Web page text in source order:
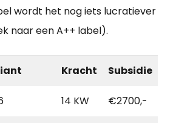
wordt het nog iets lucratiever
naar een A++ label).
Kracht Subsidie
14 KW €2700,-